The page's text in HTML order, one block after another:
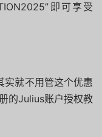
即可享受
实就不用管这个优惠
的Julius账户授权教